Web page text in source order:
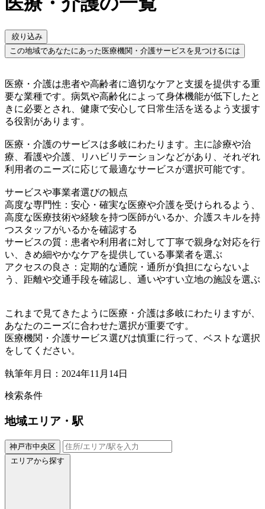
絞り込み
この地域であなたにあった医療機関・介護サービスを見つけるには
医療・介護は患者や高齢者に適切なケアと支援を提供する重
要な業種です。病気や高齢化によって身体機能が低下したと
きに必要とされ、健康で安心して日常生活を送るよう支援す
る役割があります。
医療・介護のサービスは多岐にわたります。主に診療や治
療、看護や介護、リハビリテーションなどがあり、それぞれ
利用者のニーズに応じて最適なサービスが選択可能です。
サービスや事業者選びの観点
高度な専門性：安心・確実な医療や介護を受けられるよう、
高度な医療技術や経験を持つ医師がいるか、介護スキルを持
つスタッフがいるかを確認する
サービスの質：患者や利用者に対して丁寧で親身な対応を行
い、きめ細やかなケアを提供している事業者を選ぶ
アクセスの良さ：定期的な通院・通所が負担にならないよ
う、距離や交通手段を確認し、通いやすい立地の施設を選ぶ
これまで見てきたように医療・介護は多岐にわたりますが、
あなたのニーズに合わせた選択が重要です。
医療機関・介護サービス選びは慎重に行って、ベストな選択
をしてください。
執筆年月日：2024年11月14日
検索条件
地域エリア・駅
神戸市中央区
エリアから探す